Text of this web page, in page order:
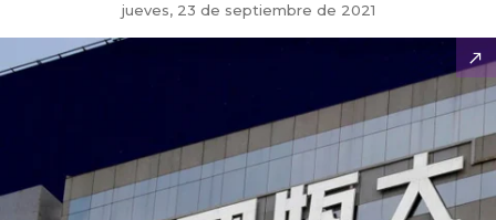
jueves, 23 de septiembre de 2021